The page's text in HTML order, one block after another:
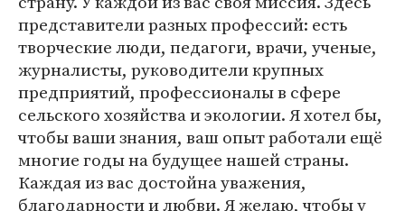
представители разных профессий: есть
творческие люди, педагоги, врачи, ученые,
журналисты, руководители крупных
предприятий, профессионалы в сфере
сельского хозяйства и экологии. Я хотел бы,
чтобы ваши знания, ваш опыт работали ещё
многие годы на будущее нашей страны.
Каждая из вас достойна уважения,
благодарности и любви. Я желаю, чтобы у